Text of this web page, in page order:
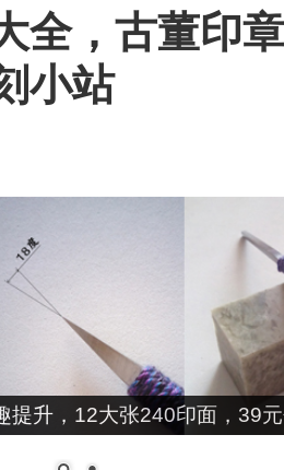
全，古董印
小站
升，12大张240印面，39元